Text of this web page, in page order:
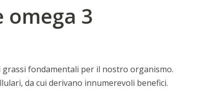
omega 3
fondamentali per il nostro organismo.
da cui derivano innumerevoli benefici.